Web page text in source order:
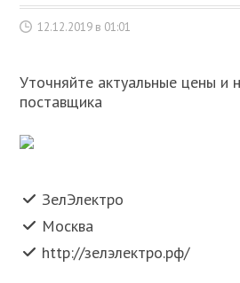
12.12.2019 в 01:01
Уточняйте актуальные цены и
поставщика
ЗелЭлектро
Москва
http://зелэлектро.рф/